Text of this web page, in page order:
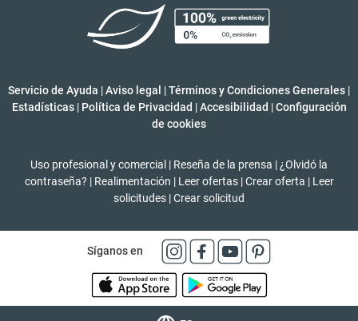
Servicio de Ayuda |Aviso legal |Términos y Condiciones Generales |
Estadísticas | Política de Privacidad | Accesibilidad | Configuración
de cookies
Uso profesional y comercial | Reseña de la prensa | ¿Olvidó la
contraseña? | Realimentación | Leer ofertas | Crear oferta | Leer
solicitudes |Crear solicitud
Síganos en